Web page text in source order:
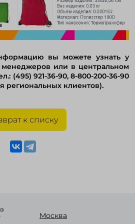
вы можете узнать у
или в центральном
(495) 921-36-90, 8-800-200-36-90
региональных клиентов).
к списку
Москва